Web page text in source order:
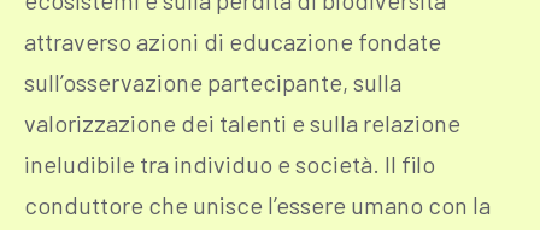
attraverso azioni di educazione fondate
sull’osservazione partecipante, sulla
valorizzazione dei talenti e sulla relazione
ineludibile tra individuo e società. Il filo
conduttore che unisce l’essere umano con la